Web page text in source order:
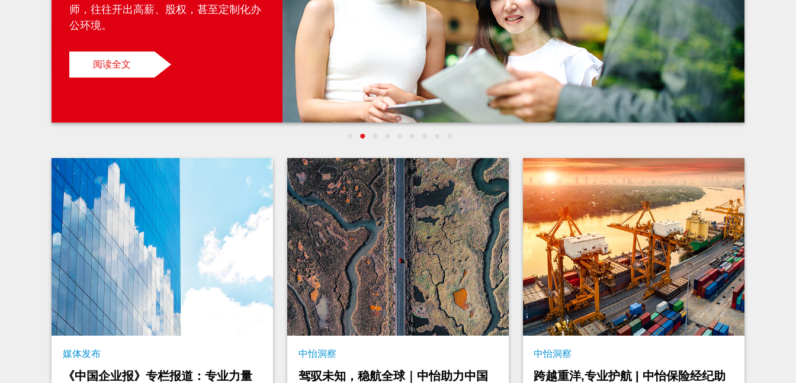
师，往往开出高薪、股权，甚至定制化办
公环境。
阅读全文
•
媒体发布
《中国企业报》专栏报道：专业力量
中怡洞察
驾驭未知，稳航全球｜中怡助力中国
中怡洞察
跨越重洋,专业护航 | 中怡保险经纪助